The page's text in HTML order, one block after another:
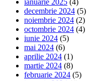
ianuarie 2025 (4)
decembrie 2024 (5)
noiembrie 2024 (2)
octombrie 2024 (4)
iunie 2024 (5)
mai 2024 (6)
aprilie 2024 (1)
martie 2024 (8)
februarie 2024 (5)